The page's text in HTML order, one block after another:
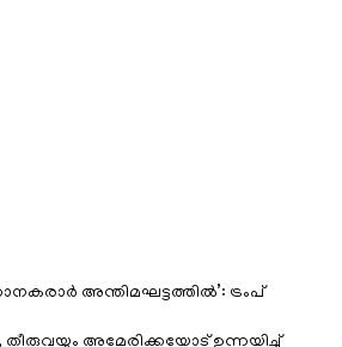
അന്തിമഘട്ടത്തിൽ‌’: ട്രംപ്
തീരുവയും അമേരിക്കയോട് ഉന്നയിച്ച്